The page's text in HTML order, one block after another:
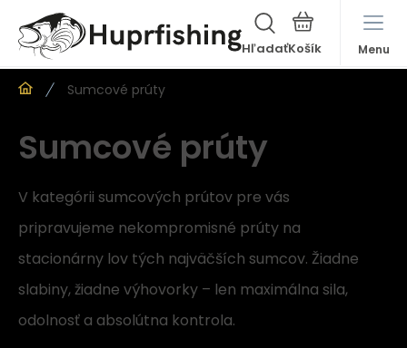
Hľadať Menu
Sumcové prúty
Sumcové prúty
V kategórii sumcových prútov pre vás
pripravujeme nekompromisné prúty na
stacionárny lov tých najväčších sumcov. Žiadne
slabiny, žiadne výhovorky – len maximálna sila,
odolnosť a absolútna kontrola.